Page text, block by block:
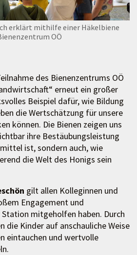
erklärt mithilfe einer Häkelbiene
OÖ
des Bienenzentrums OÖ
erneut ein großer
Beispiel dafür, wie Bildung
die Wertschätzung für unsere
können. Die Bienen zeigen uns
ihre Bestäubungsleistung
ist, sondern auch, wie
die Welt des Honigs sein
gilt allen Kolleginnen und
Engagement und
mitgeholfen haben. Durch
die Kinder auf anschauliche Weise
eintauchen und wertvolle